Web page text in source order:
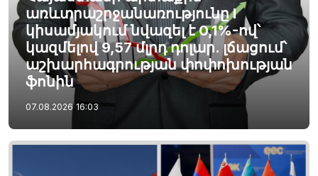
առևտրաշրջանառությունը I
կիսամյակում նվազել է 0,1%-ով՝
կազմելով 9,57 մլրդ դոլար. լճացում՝
աշխարհագրության փոփոխության
ֆոնին
07.08.2026 16:03